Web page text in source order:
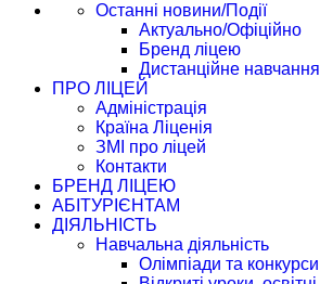
Останні новини/Події
Актуально/Офіційно
Бренд ліцею
Дистанційне навчання
ПРО ЛІЦЕЙ
Адміністрація
Країна Ліценія
ЗМІ про ліцей
Контакти
БРЕНД ЛІЦЕЮ
АБІТУРІЄНТАМ
ДІЯЛЬНІСТЬ
Навчальна діяльність
Олімпіади та конкурси